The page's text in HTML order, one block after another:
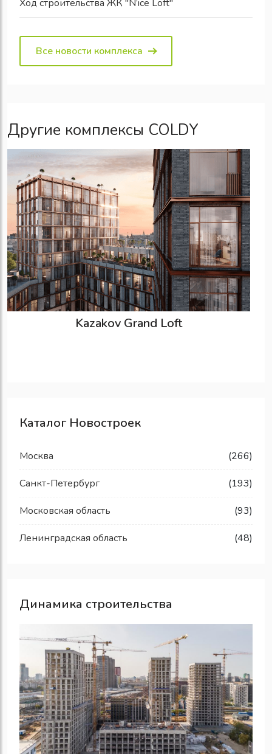
Ход строительства ЖК "N’ice Loft"
Все новости комплекса
Другие комплексы COLDY
Kazakov Grand Loft
Каталог Новостроек
Москва (266)
Санкт-Петербург (193)
Московская область (93)
Ленинградская область (48)
Динамика строительства